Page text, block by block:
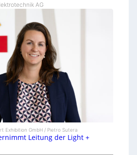
AG
Exhibition GmbH / Pietro Sutera
Leitung der Light +